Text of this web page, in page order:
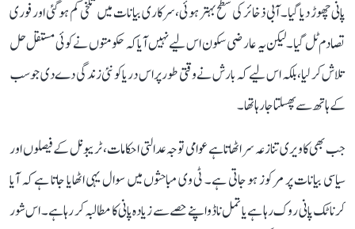
پانی چھوڑ دیا گیا۔ آبی ذخائر کی سطح بہتر ہوئی، سرکاری بیانات میں تلخی کم ہو گئی اور فوری
تصادم ٹل گیا۔ لیکن یہ عارضی سکون اس لیے نہیں آیا کہ حکومتوں نے کوئی مستقل حل
تلاش کر لیا، بلکہ اس لیے کہ بارش نے وقتی طور پر اس دریا کو نئی زندگی دے دی جو سب
کے ہاتھ سے پھسلتا جا رہا تھا۔
جب بھی کاویری تنازعہ سر اٹھاتا ہے عوامی توجہ عدالتی احکامات، ٹریبونل کے فیصلوں اور
سیاسی بیانات پر مرکوز ہو جاتی ہے۔ ٹی وی مباحثوں میں سوال یہی اٹھایا جاتا ہے کہ آیا
کرناٹک پانی روک رہا ہے یا تمل ناڈو اپنے حصے سے زیادہ پانی کا مطالبہ کر رہا ہے۔ اس شور